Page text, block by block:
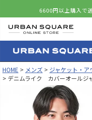
6600円以上購入で
HOME メンズ ジャケット・ア
デニムライク カバーオールジ